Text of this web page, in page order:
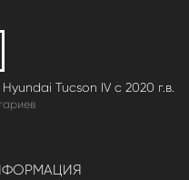
Tucson IV c 2020 г.в.